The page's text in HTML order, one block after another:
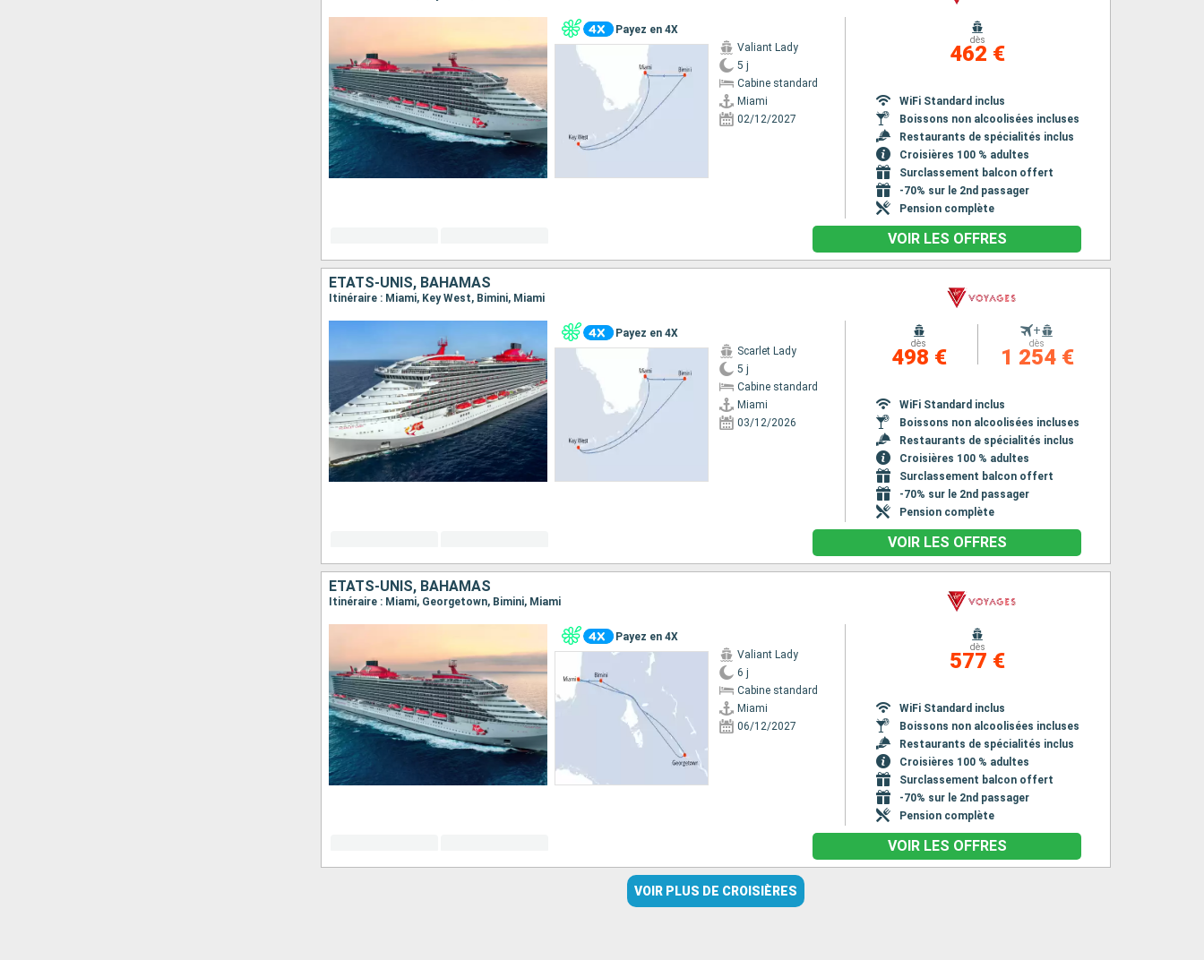
Payez en 4X
Valiant Lady
5 j
Cabine standard
Miami
02/12/2027
dès
462 €
WiFi Standard inclus
Boissons non alcoolisées incluses
Restaurants de spécialités inclus
Croisières 100 % adultes
Surclassement balcon offert
-70% sur le 2nd passager
Pension complète
VOIR LES OFFRES
ÉTATS-UNIS, BAHAMAS
Itinéraire : Miami, Key West, Bimini, Miami
Payez en 4X
Scarlet Lady
5 j
Cabine standard
Miami
03/12/2026
dès
498 €
+
dès
1 254 €
WiFi Standard inclus
Boissons non alcoolisées incluses
Restaurants de spécialités inclus
Croisières 100 % adultes
Surclassement balcon offert
-70% sur le 2nd passager
Pension complète
VOIR LES OFFRES
ÉTATS-UNIS, BAHAMAS
Itinéraire : Miami, Georgetown, Bimini, Miami
Payez en 4X
Valiant Lady
6 j
Cabine standard
Miami
06/12/2027
dès
577 €
WiFi Standard inclus
Boissons non alcoolisées incluses
Restaurants de spécialités inclus
Croisières 100 % adultes
Surclassement balcon offert
-70% sur le 2nd passager
Pension complète
VOIR LES OFFRES
VOIR PLUS DE CROISIÈRES